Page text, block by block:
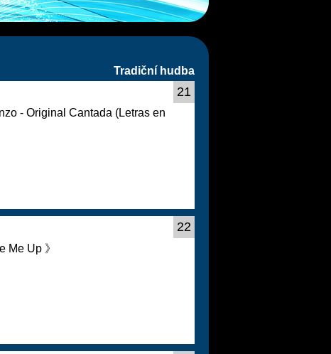
Tradiční hudba
21
- Original Cantada (Letras en
22
Me Up 》